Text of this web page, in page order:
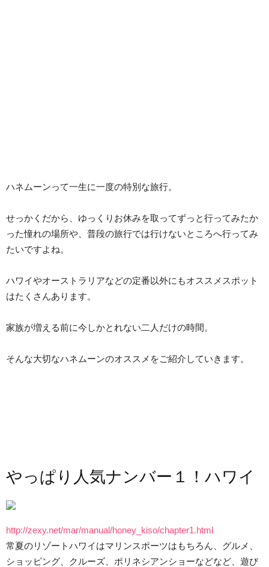
ハネムーンって一生に一度の特別な旅行。
せっかくだから、ゆっくりお休みを取ってずっと行ってみたか
った憧れの場所や、普段の旅行では行けないところへ行ってみ
たいですよね。
ハワイやオーストラリアなどの定番以外にもオススメスポット
はたくさんあります。
家族が増える前に今しかとれない二人だけの時間。
そんな大切なハネムーンのオススメをご紹介していきます。
やっぱり人気ナンバー１！ハワイ
http://zexy.net/mar/manual/honey_kiso/chapter1.html
常夏のリゾートハワイはマリンスポーツはもちろん、グルメ、
ショッピング、クルーズ、ポリネシアンショーなどなど、遊び